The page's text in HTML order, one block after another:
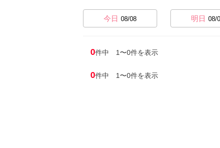
今日 08/08 明日 08/
0件中 1〜0件を表示
0件中 1〜0件を表示